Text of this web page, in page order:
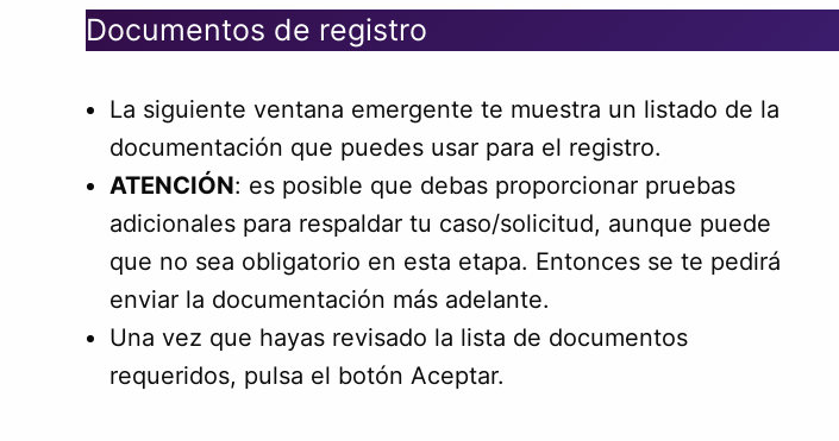
Documentos de registro
La siguiente ventana emergente te muestra un listado de la
documentación que puedes usar para el registro.
ATENCIÓN: es posible que debas proporcionar pruebas
adicionales para respaldar tu caso/solicitud, aunque puede
que no sea obligatorio en esta etapa. Entonces se te pedirá
enviar la documentación más adelante.
Una vez que hayas revisado la lista de documentos
requeridos, pulsa el botón Aceptar.